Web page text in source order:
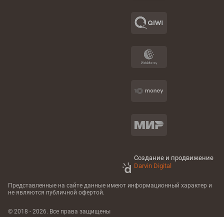
Создание и продвижение
Darvin Digital
Представленные на сайте данные имеют информационный характер и
не являются публичной офертой.
© 2018 - 2026. Все права защищены